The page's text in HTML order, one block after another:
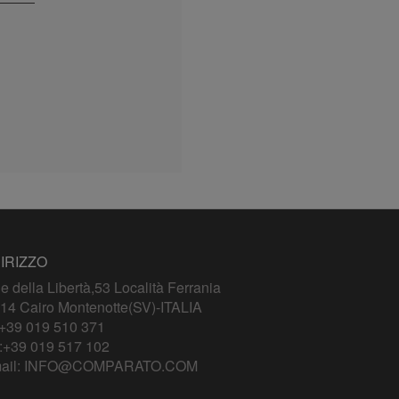
della Libertà,53 Località Ferrania
Cairo Montenotte(SV)-ITALIA
+39 019 510 371
019 517 102
INFO@COMPARATO.COM